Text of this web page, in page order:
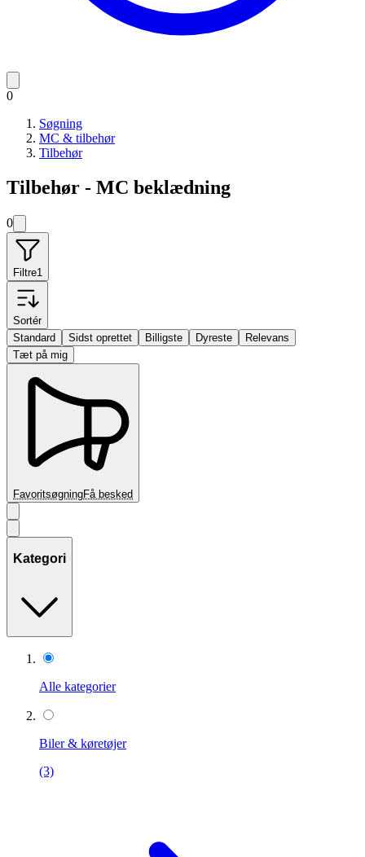
0
Søgning
MC & tilbehør
Tilbehør
Tilbehør - MC beklædning
0
Filtre1
Sortér
Standard
Sidst oprettet Billigste Dyreste
Relevans
Tæt på mig
FavoritsøgningFå besked
Kategori
Alle kategorier
Biler & køretøjer
(3)